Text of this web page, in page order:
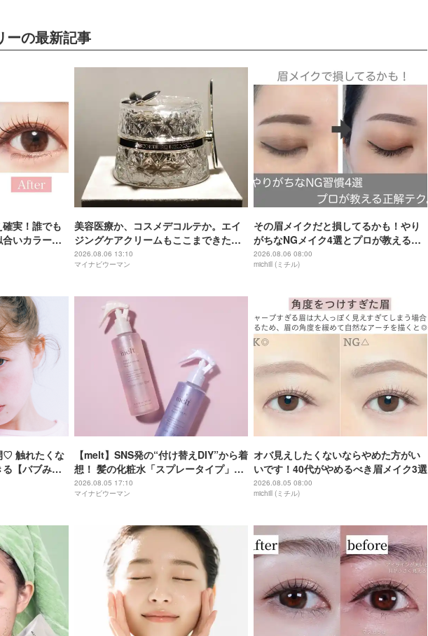
ーの最新記事
実！誰でも
いカラーの
美容医療か、コスメデコルテか。エイ
ジングケアクリームもここまできた
か！ 18万円のクリームが謳う“100年美
肌”とは？
2026.08.06 13:10
マイナビウーマン
その眉メイクだと損してるかも！やり
がちなNGメイク4選とプロが教える解
決テク
2026.08.06 08:00
michill (ミチル)
♡ 触れたくな
【バブみ
【melt】SNS発の“付け替えDIY”から着
想！ 髪の化粧水「スプレータイプ」登
場
2026.08.05 17:10
マイナビウーマン
オバ見えしたくないならやめた方がい
いです！40代がやめるべき眉メイク3選
2026.08.05 08:00
michill (ミチル)